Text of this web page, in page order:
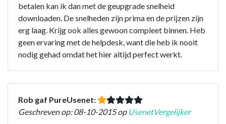
betalen kan ik dan met de geupgrade snelheid
downloaden. De snelheden zijn prima en de prijzen zijn
erg laag. Krijg ook alles gewoon compleet binnen. Heb
geen ervaring met de helpdesk, want die heb ik nooit
nodig gehad omdat het hier altijd perfect werkt.
Rob gaf PureUsenet:
Geschreven op: 08-10-2015 op UsenetVergelijker